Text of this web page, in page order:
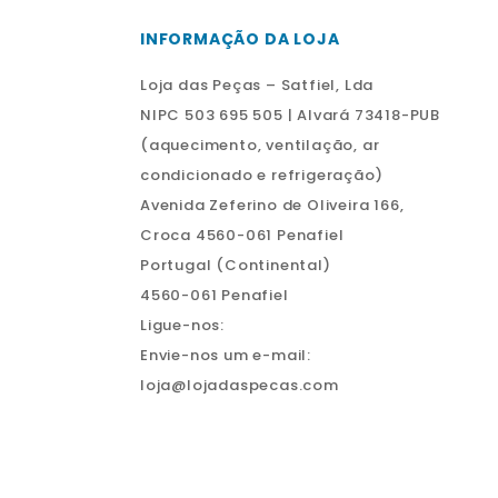
INFORMAÇÃO DA LOJA
Loja das Peças – Satfiel, Lda
NIPC 503 695 505 | Alvará 73418-PUB
(aquecimento, ventilação, ar
condicionado e refrigeração)
Avenida Zeferino de Oliveira 166,
Croca 4560-061 Penafiel
Portugal (Continental)
4560-061 Penafiel
Ligue-nos:
Envie-nos um e-mail:
loja@lojadaspecas.com